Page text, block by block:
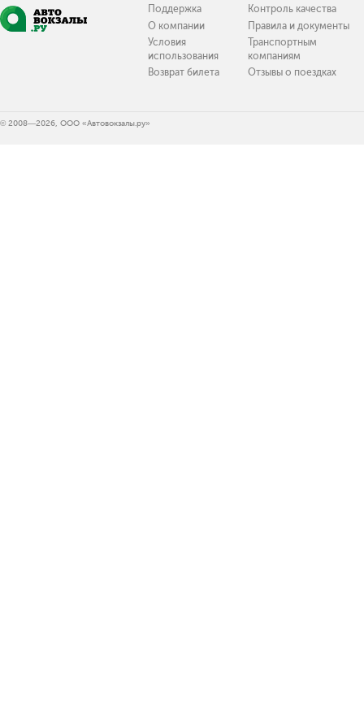
Поддержка
О компании
Условия
использования
Возврат билета
Контроль качества
Правила и документы
Транспортным
компаниям
Отзывы о поездках
© 2008—2026, ООО «Автовокзалы.ру»